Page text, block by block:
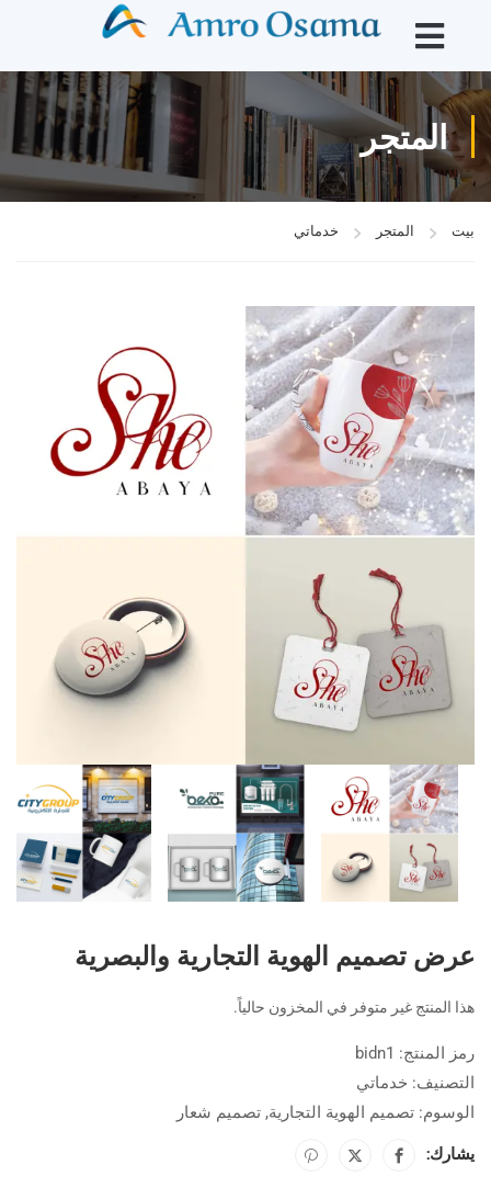
المتجر
بيت المتجر خدماتي
عرض تصميم الهوية التجارية والبصرية
هذا المنتج غير متوفر في المخزون حالياً.
رمز المنتج: bidn1
التصنيف: خدماتي
الوسوم: تصميم الهوية التجارية, تصميم شعار
يشارك: